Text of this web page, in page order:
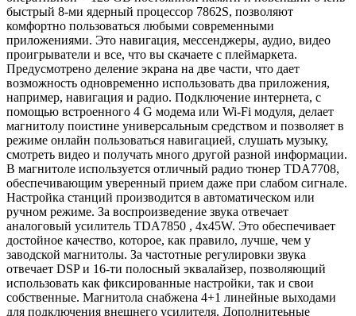
быстрый 8-ми ядерный процессор 7862S, позволяют
комфортно пользоваться любыми современными
приложениями. Это навигация, мессенджеры, аудио, видео
проигрыватели и все, что вы скачаете с плеймаркета.
Предусмотрено деление экрана на две части, что дает
возможность одновременно использовать два приложения,
например, навигация и радио. Подключение интернета, с
помощью встроенного 4 G модема или Wi-Fi модуля, делает
магнитолу поистине универсальным средством и позволяет в
режиме онлайн пользоваться навигацией, слушать музыку,
смотреть видео и получать много другой разной информации.
В магнитоле используется отличный радио тюнер TDA7708,
обеспечивающим уверенный прием даже при слабом сигнале.
Настройка станций производится в автоматическом или
ручном режиме. За воспроизведение звука отвечает
аналоговый усилитель TDA7850 , 4x45W. Это обеспечивает
достойное качество, которое, как правило, лучше, чем у
заводской магнитолы. За частотные регулировки звука
отвечает DSP и 16-ти полосный эквалайзер, позволяющий
использовать как фиксированные настройки, так и свои
собственные. Магнитола снабжена 4+1 линейные выходами
для подключения внешнего усилителя. Дополнитеьные